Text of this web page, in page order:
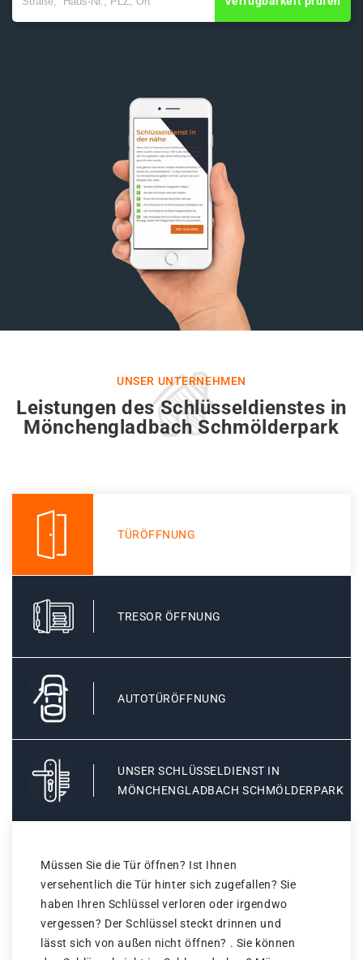
UNSER UNTERNEHMEN
Leistungen des Schlüsseldienstes in
Mönchengladbach Schmölderpark
TÜRÖFFNUNG
TRESOR ÖFFNUNG
AUTOTÜRÖFFNUNG
UNSER SCHLÜSSELDIENST IN
MÖNCHENGLADBACH SCHMÖLDERPARK
Müssen Sie die Tür öffnen? Ist Ihnen
versehentlich die Tür hinter sich zugefallen? Sie
haben Ihren Schlüssel verloren oder irgendwo
vergessen? Der Schlüssel steckt drinnen und
lässt sich von außen nicht öffnen? . Sie können